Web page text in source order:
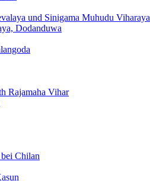
und Sinigama Muhudu Viharaya
Dodanduwa
Rajamaha Vihar
Chilan